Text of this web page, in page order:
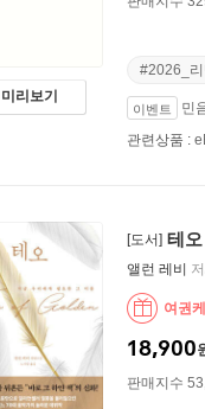
미리보기
#2026_
이벤트 민
관련상품 :
[도서] 테오
앨런 레비
여권
18,900
판매지수